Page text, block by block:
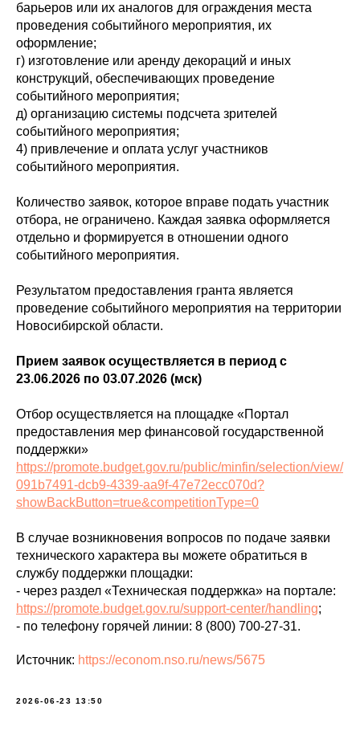
барьеров или их аналогов для ограждения места
проведения событийного мероприятия, их
оформление;
г) изготовление или аренду декораций и иных
конструкций, обеспечивающих проведение
событийного мероприятия;
д) организацию системы подсчета зрителей
событийного мероприятия;
4) привлечение и оплата услуг участников
событийного мероприятия.
Количество заявок, которое вправе подать участник
отбора, не ограничено. Каждая заявка оформляется
отдельно и формируется в отношении одного
событийного мероприятия.
Результатом предоставления гранта является
проведение событийного мероприятия на территории
Новосибирской области.
Прием заявок осуществляется в период с
23.06.2026 по 03.07.2026 (мск)
Отбор осуществляется на площадке «Портал
предоставления мер финансовой государственной
поддержки»
https://promote.budget.gov.ru/public/minfin/selection/view/
091b7491-dcb9-4339-aa9f-47e72ecc070d?
showBackButton=true&competitionType=0
В случае возникновения вопросов по подаче заявки
технического характера вы можете обратиться в
службу поддержки площадки:
- через раздел «Техническая поддержка» на портале:
https://promote.budget.gov.ru/support-center/handling;
- по телефону горячей линии: 8 (800) 700-27-31.
Источник: https://econom.nso.ru/news/5675
2026-06-23 13:50